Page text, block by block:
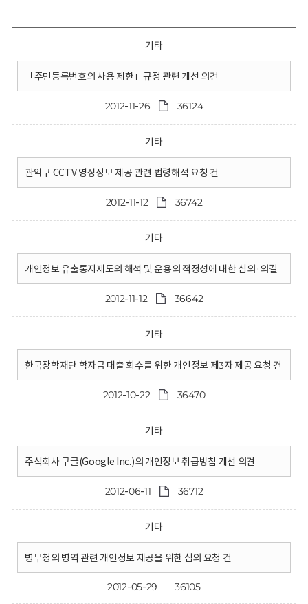
기타
「주민등록번호의 사용 제한」규정 관련 개선 의견
2012-11-26 36124
기타
관악구 CCTV 영상정보 제공 관련 법령해석 요청 건
2012-11-12 36742
기타
개인정보 유출통지제도의 해석 및 운용의 적정성에 대한 심의·의결
2012-11-12 36642
기타
한국장학재단 학자금 대출 회수를 위한 개인정보 제3자 제공 요청 건
2012-10-22 36470
기타
주식회사 구글(Google Inc.)의 개인정보 취급방침 개선 의견
2012-06-11 36712
기타
병무청의 병역 관련 개인정보 제공을 위한 심의 요청 건
2012-05-29 36105